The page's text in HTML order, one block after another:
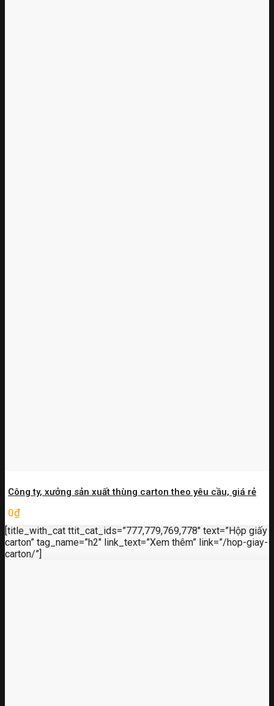
Công ty, xưởng sản xuất thùng carton theo yêu cầu, giá rẻ
0₫
[title_with_cat ttit_cat_ids=”777,779,769,778″ text=”Hộp giấy
carton” tag_name=”h2″ link_text=”Xem thêm” link=”/hop-giay-
carton/”]